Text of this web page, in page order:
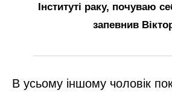
Інституті раку, почуваю
запевнив
В усьому іншому чоловік